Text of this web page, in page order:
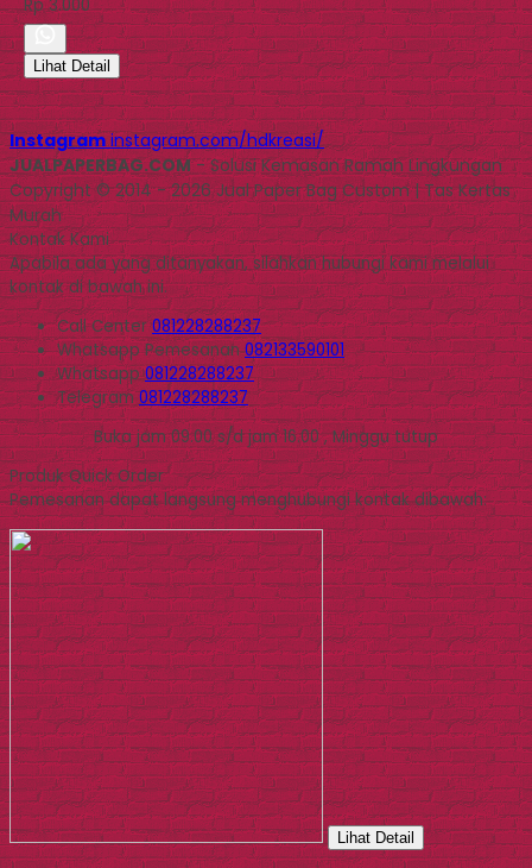
Rp 3.000
Lihat Detail
Instagram instagram.com/hdkreasi/
JUALPAPERBAG.COM- Solusi Kemasan Ramah Lingkungan
Copyright © 2014 - 2026 Jual Paper Bag Custom | Tas Kertas
Murah
Kontak Kami
Apabila ada yang ditanyakan, silahkan hubungi kami melalui
kontak di bawah ini.
Call Center081228288237
WhatsappPemesanan 082133590101
Whatsapp081228288237
Telegram081228288237
Buka jam 09.00 s/d jam 16.00 , Minggu tutup
Produk Quick Order
Pemesanan dapat langsung menghubungi kontak dibawah:
Lihat Detail